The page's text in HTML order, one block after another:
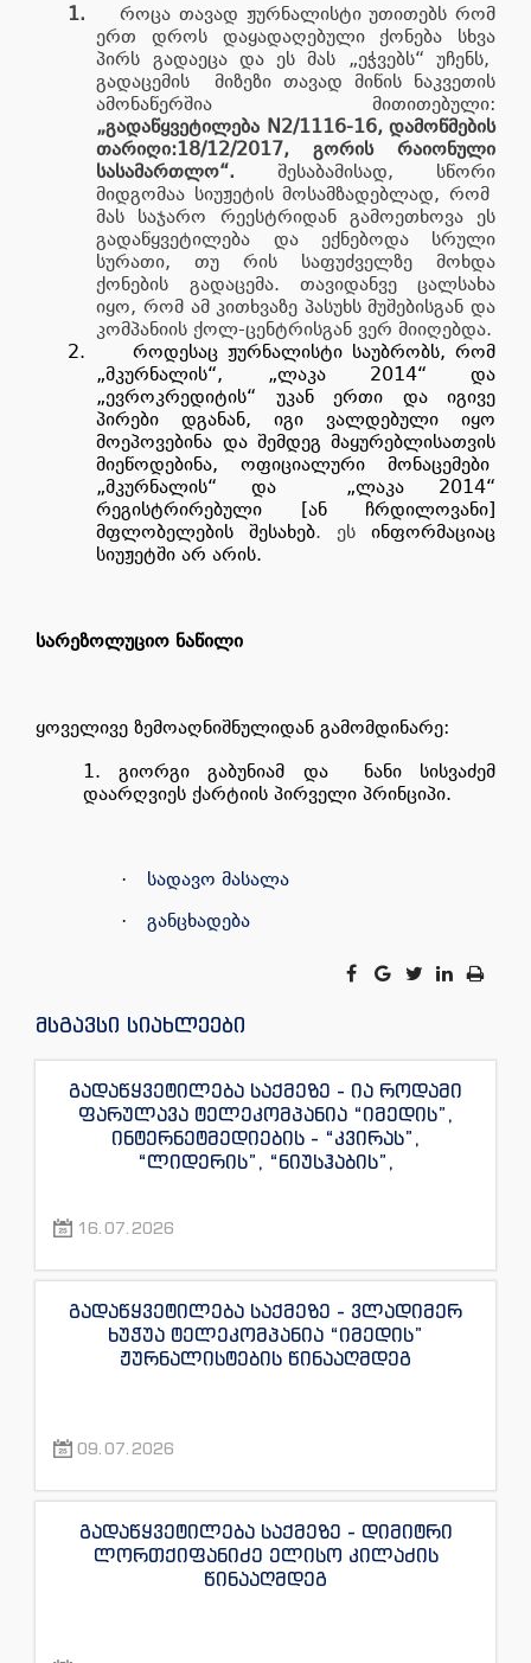
1.
როცა თავად ჟურნალისტი უთითებს რომ
ერთ დროს დაყადაღებული ქონება სხვა
პირს გადაეცა და ეს მას „ეჭვებს“ უჩენს,
გადაცემის
მიზეზი თავად მიწის ნაკვეთის
ამონაწერშია მითითებული:
„გადაწყვეტილება N2/1116-16, დამოწმების
თარიღი:18/12/2017, გორის რაიონული
სასამართლო“.
შესაბამისად, სწორი
მიდგომაა სიუჟეტის მოსამზადებლად, რომ
მას საჯარო რეესტრიდან გამოეთხოვა ეს
გადაწყვეტილება და ექნებოდა სრული
სურათი, თუ რის საფუძველზე მოხდა
ქონების გადაცემა. თავიდანვე ცალსახა
იყო, რომ ამ კითხვაზე პასუხს მუშებისგან და
კომპანიის ქოლ-ცენტრისგან ვერ მიიღებდა.
2.
როდესაც ჟურნალისტი საუბრობს, რომ
„მკურნალის“, „ლაკა 2014“ და
„ევროკრედიტის“ უკან ერთი და იგივე
პირები დგანან, იგი ვალდებული იყო
მოეპოვებინა და შემდეგ მაყურებლისათვის
მიეწოდებინა, ოფიციალური მონაცემები
„მკურნალის“ და
„ლაკა 2014“
რეგისტრირებული [ან ჩრდილოვანი]
მფლობელების შესახებ. ეს ინფორმაციაც
სიუჟეტში არ არის.
სარეზოლუციო ნაწილი
ყოველივე ზემოაღნიშნულიდან გამომდინარე:
გიორგი გაბუნიამ და
ნანი სისვაძემ
დაარღვიეს ქარტიის პირველი პრინციპი.
· სადავო მასალა
· განცხადება
მსგავსი სიახლეები
გადაწყვეტილება საქმეზე - ია როდამი
ფარულავა ტელეკომპანია “იმედის”,
ინტერნეტმედიების - “კვირას”,
“ლიდერის”, “ნიუსჰაბის”,
“ექსკლუზივტივის” ჟურნალისტების
16.07.2026
გადაწყვეტილება საქმეზე - ვლადიმერ
ხუჭუა ტელეკომპანია “იმედის”
ჟურნალისტების წინააღმდეგ
09.07.2026
გადაწყვეტილება საქმეზე - დიმიტრი
ლორთქიფანიძე ელისო კილაძის
წინააღმდეგ